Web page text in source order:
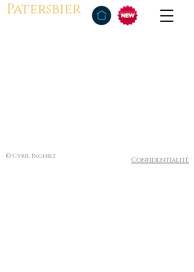
Patersbier
© Cyril Pagniez Confidentialité